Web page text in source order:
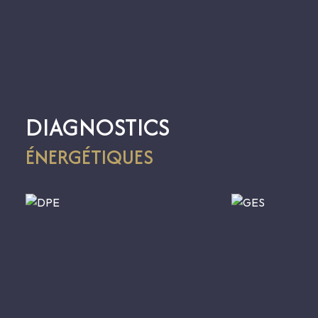
Salle à manger 28 m2 (7,70m x 3,50m, parquet, cheminée,
Bureau 18 m2 (5,10m x 3,50m, parquet pin, 1 fenêtre côté est
Cuisine 15 m2 (éléments meublants années 50)
1er Étage :
DIAGNOSTICS
ÉNERGÉTIQUES